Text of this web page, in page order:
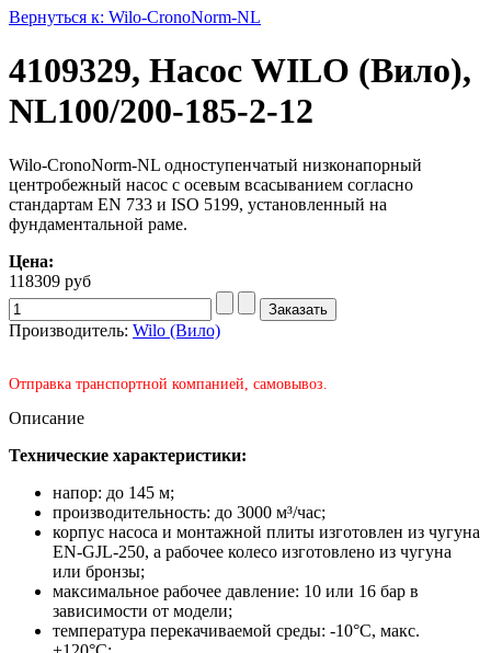
Вернуться к: Wilo-CronoNorm-NL
4109329, Насос WILO (Вило),
NL100/200-185-2-12
Wilo-CronoNorm-NL одноступенчатый низконапорный
центробежный насос с осевым всасыванием согласно
стандартам EN 733 и ISO 5199, установленный на
фундаментальной раме.
Цена:
118309 руб
Производитель: Wilo (Вило)
Отправка транспортной компанией, самовывоз.
Описание
Технические характеристики:
напор: до 145 м;
производительность: до 3000 м³/час;
корпус насоса и монтажной плиты изготовлен из чугуна
EN-GJL-250, а рабочее колесо изготовлено из чугуна
или бронзы;
максимальное рабочее давление: 10 или 16 бар в
зависимости от модели;
температура перекачиваемой среды: -10°С, макс.